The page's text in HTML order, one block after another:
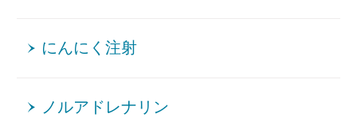
にんにく注射
ノルアドレナリン